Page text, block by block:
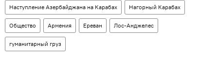
Наступление Азербайджана на Карабах Нагорный Карабах
Общество Армения Ереван Лос-Анджелес
гуманитарный груз